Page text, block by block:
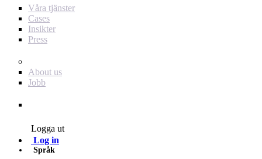
Våra tjänster
Cases
Insikter
Press
About us
Jobb
Logga ut
Log in
Språk